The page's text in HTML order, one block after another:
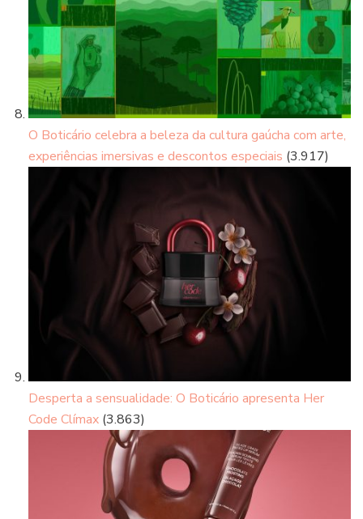
O Boticário celebra a beleza da cultura gaúcha com arte,
experiências imersivas e descontos especiais (3.917)
Desperta a sensualidade: O Boticário apresenta Her
Code Clímax (3.863)